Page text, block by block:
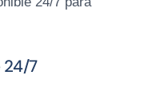
24/7